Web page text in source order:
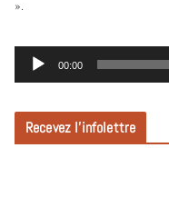
».
e
c
t
00:00
Recevez l’infolettre